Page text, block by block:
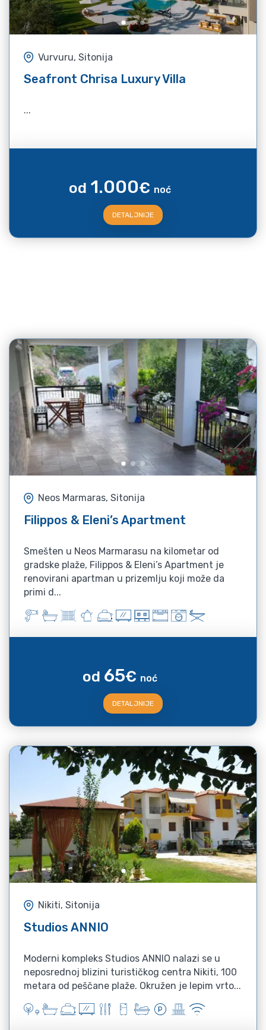
Vurvuru, Sitonija
Seafront Chrisa Luxury Villa
...
od 1.000€ noć
DETALJNIJE
Neos Marmaras, Sitonija
Filippos & Eleni’s Apartment
Smešten u Neos Marmarasu na kilometar od
gradske plaže, Filippos & Eleni’s Apartment je
renovirani apartman u prizemlju koji može da
primi d...
od 65€ noć
DETALJNIJE
Nikiti, Sitonija
Studios ANNIO
Moderni kompleks Studios ANNIO nalazi se u
neposrednoj blizini turističkog centra Nikiti, 100
metara od peščane plaže. Okružen je lepim vrto...